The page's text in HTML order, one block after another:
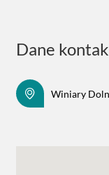
Dane
Winiary